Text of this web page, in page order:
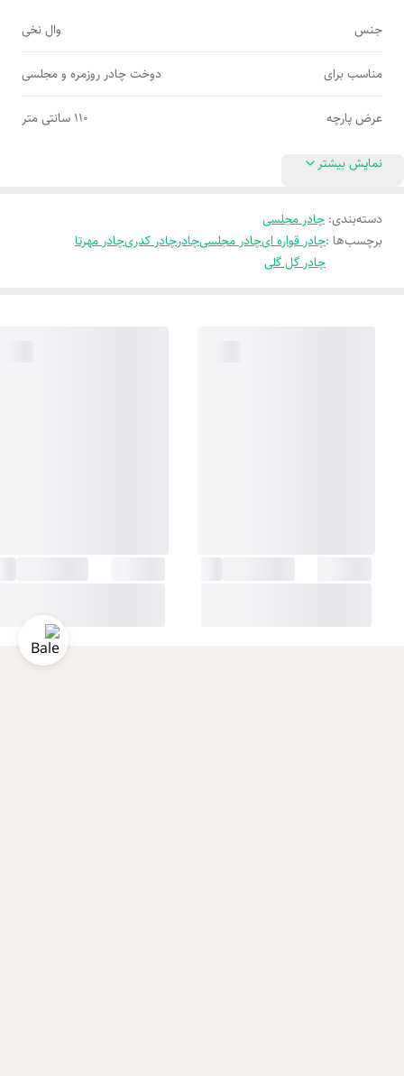
جنس وال نخی
مناسب برای دوخت چادر روزمره و مجلسی
عرض پارچه 110 سانتی متر
نمایش بیشتر
دسته‌بندی: چادر مجلسی
برچسب‌ها :چادر قواره ایچادر مجلسیچادرچادر کدریچادر مهرتا
چادر گل گلی